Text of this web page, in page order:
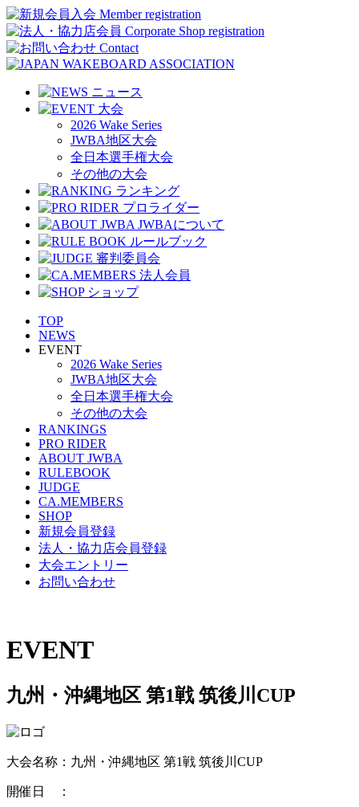
2026 Wake Series
JWBA地区大会
全日本選手権大会
その他の大会
TOP
NEWS
EVENT
2026 Wake Series
JWBA地区大会
全日本選手権大会
その他の大会
RANKINGS
PRO RIDER
ABOUT JWBA
RULEBOOK
JUDGE
CA.MEMBERS
SHOP
新規会員登録
法人・協力店会員登録
大会エントリー
お問い合わせ
EVENT
九州・沖縄地区 第1戦 筑後川CUP
大会名称：九州・沖縄地区 第1戦 筑後川CUP
開催日 ：